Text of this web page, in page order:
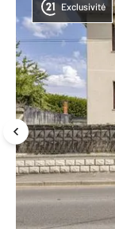
Exclusivité